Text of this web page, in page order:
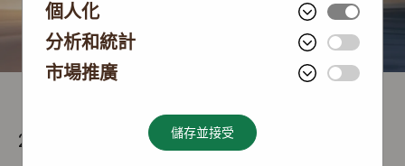
2026 新款腕錶
個人化
分析和統計
市場推廣
儲存並接受